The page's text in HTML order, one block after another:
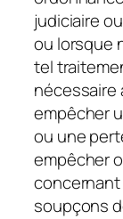
judiciaire
ou lorsque
tel
nécessaire
empêcher
ou une
empêcher
soupçons